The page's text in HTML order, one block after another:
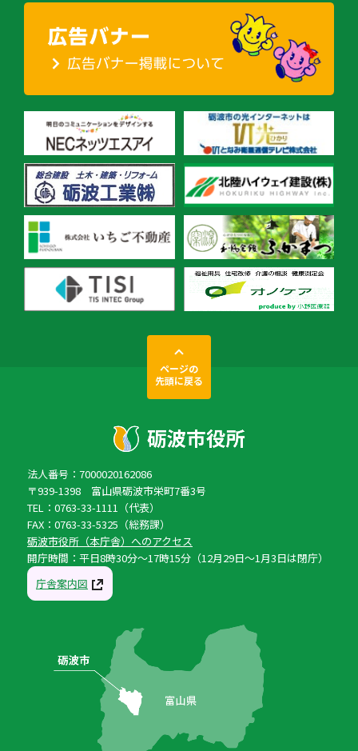
ページの
先頭に戻る
法人番号：7000020162086
〒939-1398 富山県砺波市栄町7番3号
TEL：0763-33-1111（代表）
FAX：0763-33-5325（総務課）
砺波市役所（本庁舎）へのアクセス
開庁時間：平日8時30分〜17時15分（12月29日〜1月3日は閉庁）
庁舎案内図